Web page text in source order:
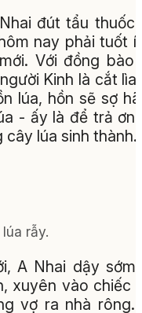
đút tẩu thuốc
nay phải tuốt
Với đồng bào
Kinh là cắt lìa
lúa, hồn sẽ sợ
- ấy là để trả ơn
cây lúa sinh
rẫy.
A Nhai dậy sớm
xuyên vào chiếc
vợ ra nhà rông.